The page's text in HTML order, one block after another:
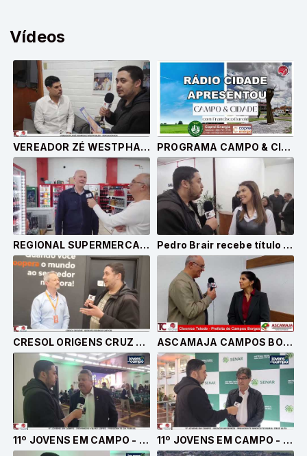
Vídeos
VEREADOR ZÉ WESTPHALEN INTEGRA COMISSÃO AVALIADORA DO 7° CONCURSO DE REDAÇÃO PROGRAMA CAMPO & CIDADE - 07.08.2026
REGIONAL SUPERMERCADOS 42 ANOS LAIR GRAVE Pedro Brair recebe título de Cidadão Cruz-Altense e reforça compromisso com o desenvolvimento
CRESOL ORIGENS CRUZ ALTA - CAMPANHA COOPERAR É GANHAR E PLANO SAFRA 2026/2027 ASCAMAJA CAMPOS BORGES - POSSE PRESIDENTE PAULO CESAR BRANDÃO
11º JOVENS EM CAMPO - DOMINGOS VELHO LOPES - PRESIDENTE FARSUL 11º JOVENS EM CAMPO - MOACIR MEDEIROS PRESIDENTE SINDICATO RURAL DE CRUZ ALTA